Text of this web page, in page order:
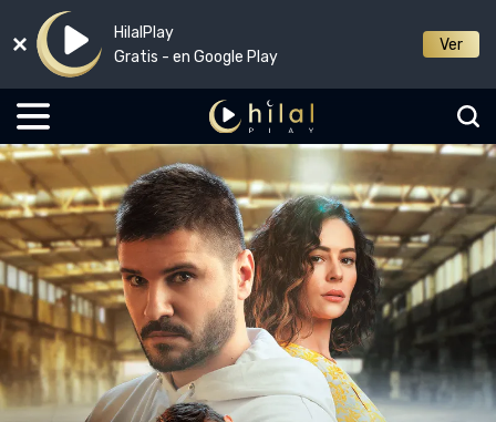
HilalPlay
Gratis - en Google Play
Ver